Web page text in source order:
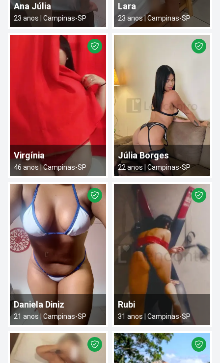
Ana Júlia
23 anos | Campinas-SP
Lara
23 anos | Campinas-SP
Virgínia
46 anos |Campinas-SP
Júlia Borges
22 anos | Campinas-SP
Daniela Diniz
21 anos | Campinas-SP
Rubi
31 anos | Campinas-SP